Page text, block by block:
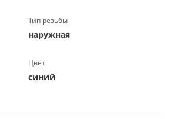
Тип резьбы
наружная
Цвет:
синий